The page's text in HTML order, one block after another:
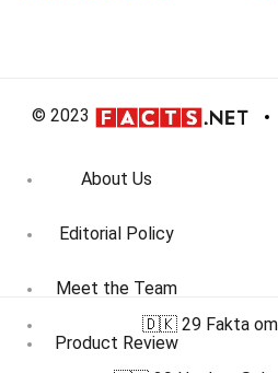
© 2023
About Us
Editorial Policy
Meet the Team
Product Review
🇩🇰 29 Fakta om